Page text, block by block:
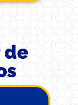
de